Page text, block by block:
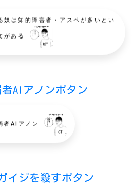
奴は知的障害者・アスペが多いとい
がある
AIアノンボタン
者AIアノン
ガイジを殺すボタン